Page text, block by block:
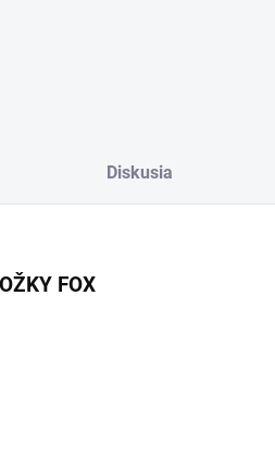
Diskusia
FOX